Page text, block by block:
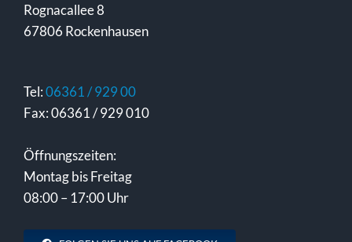
Rognacallee 8
67806 Rockenhausen
Tel:06361 / 929 00
Fax: 06361 / 929 010
Öffnungszeiten:
Montag bis Freitag
08:00 – 17:00 Uhr